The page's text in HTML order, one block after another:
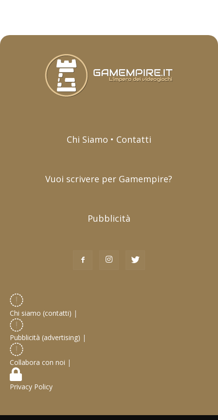
Chi Siamo • Contatti
Vuoi scrivere per Gamempire?
Pubblicità
Chi siamo (contatti) |
Pubblicità (advertising) |
Collabora con noi |
Privacy Policy